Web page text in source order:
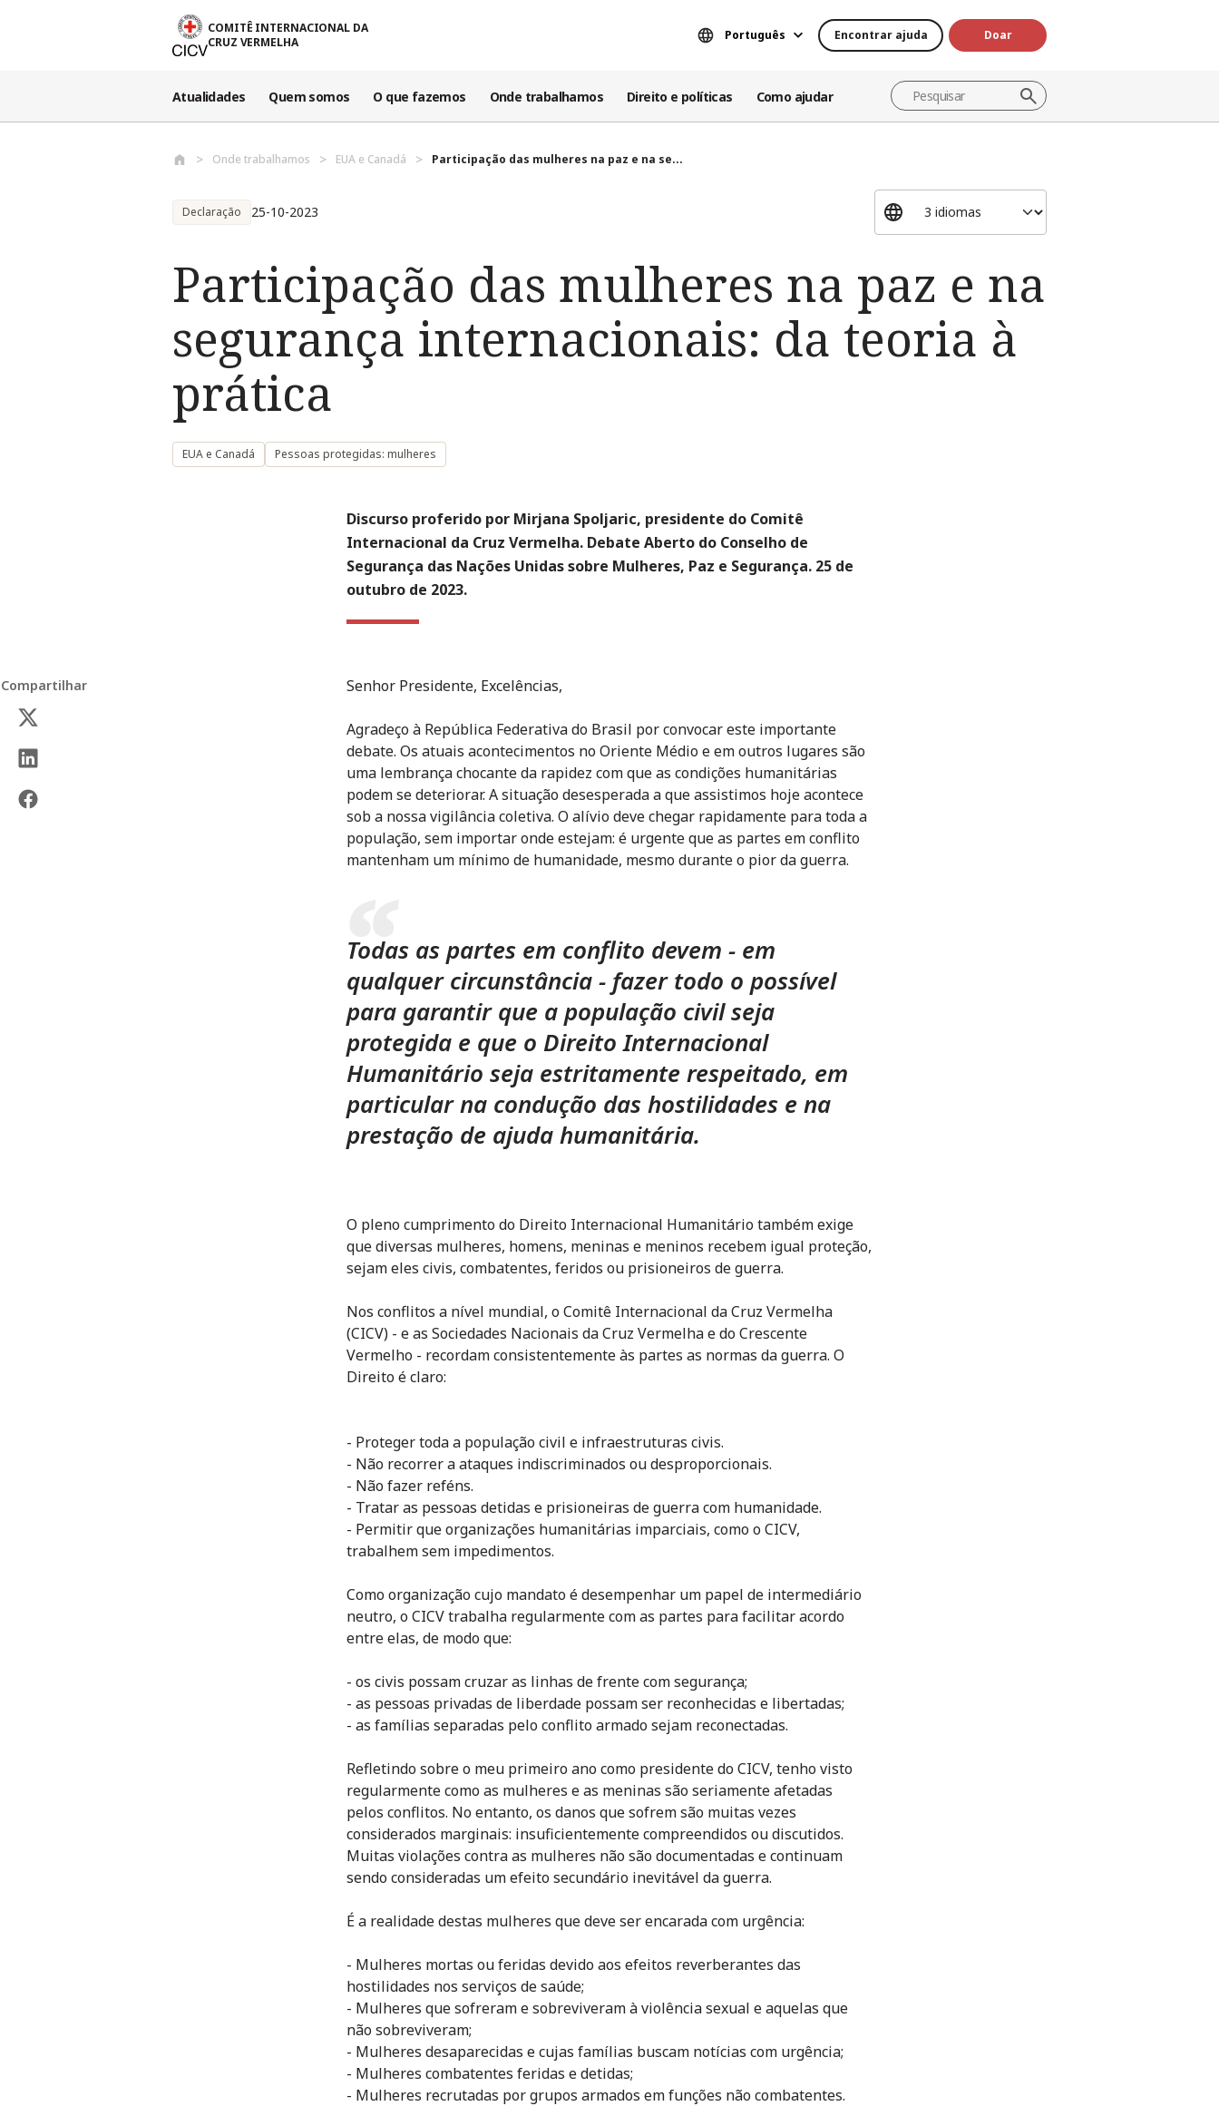
Passar para o conteúdo principal
COMITÊ INTERNACIONAL DA
CRUZ VERMELHA
Português Encontrar ajuda Doar
Atualidades Quem somos O que fazemos Onde trabalhamos Direito e políticas Como ajudar
Onde trabalhamos EUA e Canadá Participação das mulheres na paz e na se...
Declaração 25-10-2023
Participação das mulheres na paz e na
segurança internacionais: da teoria à
prática
EUA e Canadá Pessoas protegidas: mulheres
Discurso proferido por Mirjana Spoljaric, presidente do Comitê
Internacional da Cruz Vermelha. Debate Aberto do Conselho de
Segurança das Nações Unidas sobre Mulheres, Paz e Segurança. 25 de
outubro de 2023.
Compartilhar Senhor Presidente, Excelências,
Agradeço à República Federativa do Brasil por convocar este importante
debate. Os atuais acontecimentos no Oriente Médio e em outros lugares são
uma lembrança chocante da rapidez com que as condições humanitárias
podem se deteriorar. A situação desesperada a que assistimos hoje acontece
sob a nossa vigilância coletiva. O alívio deve chegar rapidamente para toda a
população, sem importar onde estejam: é urgente que as partes em conflito
mantenham um mínimo de humanidade, mesmo durante o pior da guerra.
Todas as partes em conflito devem - em
qualquer circunstância - fazer todo o possível
para garantir que a população civil seja
protegida e que o Direito Internacional
Humanitário seja estritamente respeitado, em
particular na condução das hostilidades e na
prestação de ajuda humanitária.
O pleno cumprimento do Direito Internacional Humanitário também exige
que diversas mulheres, homens, meninas e meninos recebem igual proteção,
sejam eles civis, combatentes, feridos ou prisioneiros de guerra.
Nos conflitos a nível mundial, o Comitê Internacional da Cruz Vermelha
(CICV) - e as Sociedades Nacionais da Cruz Vermelha e do Crescente
Vermelho - recordam consistentemente às partes as normas da guerra. O
Direito é claro:
- Proteger toda a população civil e infraestruturas civis.
- Não recorrer a ataques indiscriminados ou desproporcionais.
- Não fazer reféns.
- Tratar as pessoas detidas e prisioneiras de guerra com humanidade.
- Permitir que organizações humanitárias imparciais, como o CICV,
trabalhem sem impedimentos.
Como organização cujo mandato é desempenhar um papel de intermediário
neutro, o CICV trabalha regularmente com as partes para facilitar acordo
entre elas, de modo que:
- os civis possam cruzar as linhas de frente com segurança;
- as pessoas privadas de liberdade possam ser reconhecidas e libertadas;
- as famílias separadas pelo conflito armado sejam reconectadas.
Refletindo sobre o meu primeiro ano como presidente do CICV, tenho visto
regularmente como as mulheres e as meninas são seriamente afetadas
pelos conflitos. No entanto, os danos que sofrem são muitas vezes
considerados marginais: insuficientemente compreendidos ou discutidos.
Muitas violações contra as mulheres não são documentadas e continuam
sendo consideradas um efeito secundário inevitável da guerra.
É a realidade destas mulheres que deve ser encarada com urgência:
- Mulheres mortas ou feridas devido aos efeitos reverberantes das
hostilidades nos serviços de saúde;
- Mulheres que sofreram e sobreviveram à violência sexual e aquelas que
não sobreviveram;
- Mulheres desaparecidas e cujas famílias buscam notícias com urgência;
- Mulheres combatentes feridas e detidas;
- Mulheres recrutadas por grupos armados em funções não combatentes.